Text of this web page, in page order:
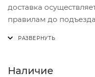
доставка
правилам до
В субботу с 8:00 до
Наличие